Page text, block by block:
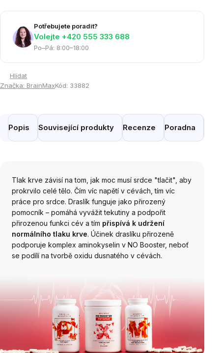
Potřebujete poradit?
Volejte ‭+420 555 333 688
Po–Pá: 8:00–18:00
Hlídat
Značka: BrainMaxKód: 33882
Popis Související produkty Recenze Poradna
Tlak krve závisí na tom, jak moc musí srdce "tlačit", aby
prokrvilo celé tělo. Čím víc napětí v cévách, tím víc
práce pro srdce. Draslík funguje jako přirozený
pomocník – pomáhá vyvážit tekutiny a podpořit
přirozenou funkci cév a tím přispívá k udržení
normálního tlaku krve. Účinek draslíku přirozeně
podporuje komplex aminokyselin v NO Booster, neboť
se podílí na tvorbě oxidu dusnatého v cévách.